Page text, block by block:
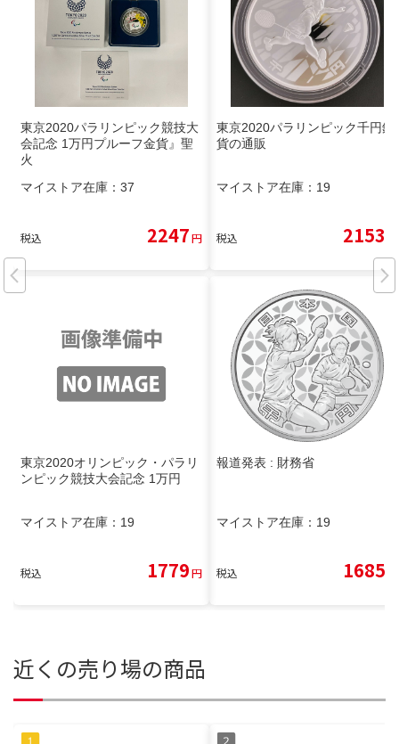
東京2020パラリンピック競技大
会記念 1万円プルーフ金貨』聖
火
マイストア在庫： 37
税込 2247円
東京2020パラリンピック千円銀
貨の通販
マイストア在庫： 19
税込 2153
東京2020オリンピック・パラリ
ンピック競技大会記念 1万円
マイストア在庫： 19
税込 1779円
報道発表 : 財務省
マイストア在庫： 19
税込 1685
近くの売り場の商品